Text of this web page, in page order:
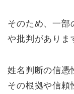
そのため、一部
や批判がありま
姓名判断の信憑
その根拠や信頼